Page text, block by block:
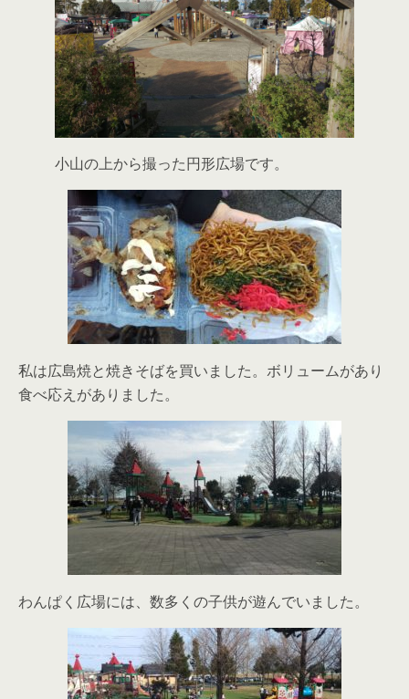
小山の上から撮った円形広場です。
私は広島焼と焼きそばを買いました。ボリュームがあり
食べ応えがありました。
わんぱく広場には、数多くの子供が遊んでいました。